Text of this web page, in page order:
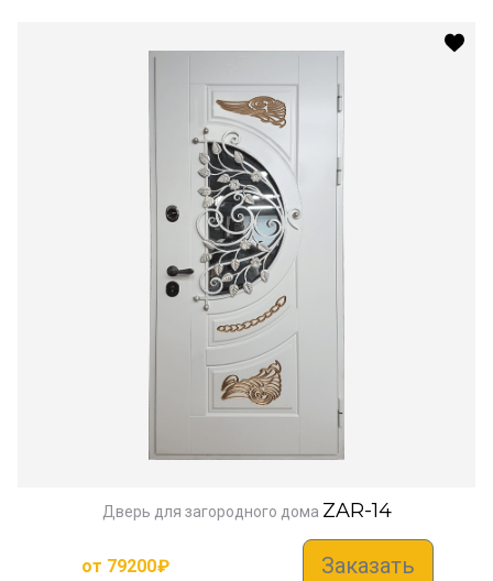
Дверь для загородного дома ZAR-14
от 79200₽ Заказать